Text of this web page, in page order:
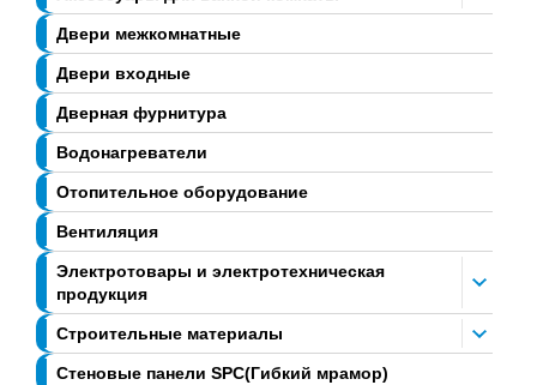
Двери межкомнатные
Двери входные
Дверная фурнитура
Водонагреватели
Отопительное оборудование
Вентиляция
Электротовары и электротехническая
продукция
Строительные материалы
Стеновые панели SPC(Гибкий мрамор)